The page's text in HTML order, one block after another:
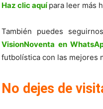
Haz clic aquí para leer más
También puedes
VisionNoventa en
futbolística con las mejores
No dejes de